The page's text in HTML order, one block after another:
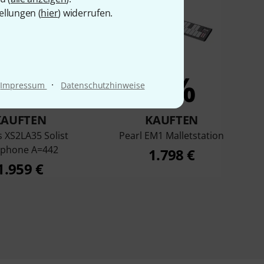
(hier) widerrufen.
Impressum · Datenschutzhinweise
2%
XS2LA35 Solist
A=442
€
1%
KAUFTEN
Pearl EM1 Malletstation
1.798 €